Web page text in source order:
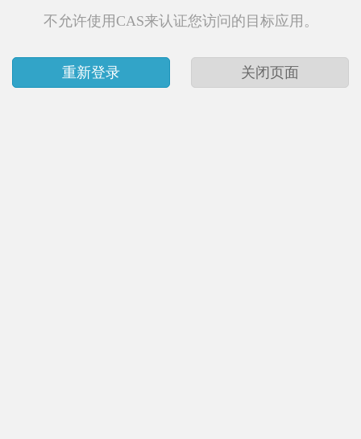
不允许使用CAS来认证您访问的目标应用。